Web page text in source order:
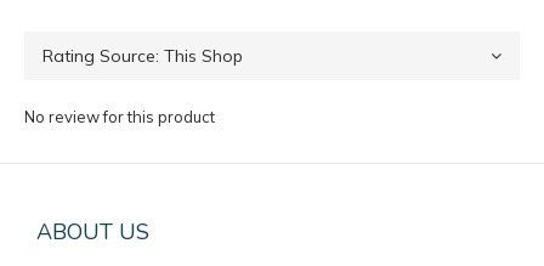
No review for this product
ABOUT US